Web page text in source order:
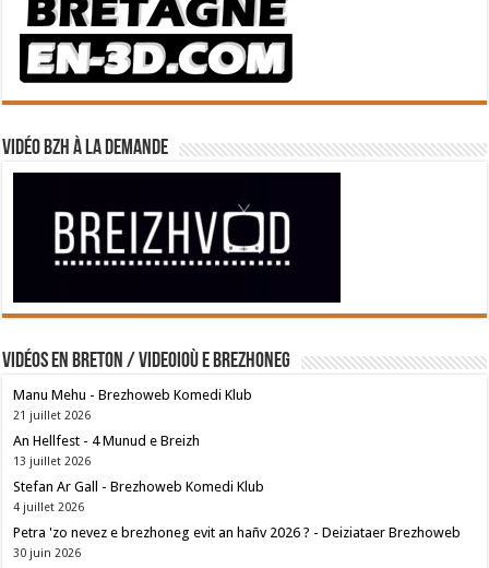
Vidéo BZH à la demande
Vidéos en breton / Videoioù e brezhoneg
Manu Mehu - Brezhoweb Komedi Klub
21 juillet 2026
An Hellfest - 4 Munud e Breizh
13 juillet 2026
Stefan Ar Gall - Brezhoweb Komedi Klub
4 juillet 2026
Petra 'zo nevez e brezhoneg evit an hañv 2026 ? - Deiziataer Brezhoweb
30 juin 2026